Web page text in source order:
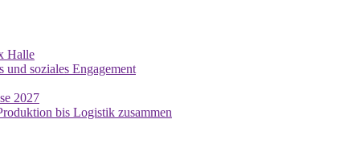
Halle
soziales Engagement
2027
bis Logistik zusammen